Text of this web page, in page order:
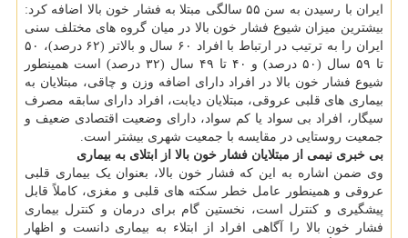
ایران با رسیدن به سن ۵۵ سالگی مبتلا به فشار خون بالا اضافه کرد:
بیشترین میزان شیوع فشار خون بالا در میان گروه های مختلف سنی
ایران را به ترتیب در ارتباط با افراد ۶۰ سال و بالاتر (۶۲ درصد)، ۵۰
تا ۵۹ سال (۵۰ درصد) و ۴۰ تا ۴۹ سال (۳۲ درصد) است همینطور
شیوع فشار خون بالا در افراد دارای اضافه وزن و چاقی، مبتلایان به
بیماری های قلبی عروقی، مبتلایان دیابت، افراد دارای سابقه مصرف
سیگار، افراد بی سواد یا کم سواد، دارای وضعیت اقتصادی ضعیف و
جمعیت روستایی در مقایسه با جمعیت شهری بیشتر است.
بی خبری نیمی از مبتلایان فشار خون بالا از ابتلای به بیماری
وی ضمن اشاره به این که فشار خون بالا، بعنوان یک بیماری قلبی
عروقی و همینطور عامل خطر سکته های قلبی و مغزی، کاملاً قابل
پیشگیری و کنترل است، نخستین گام برای درمان و کنترل بیماری
فشار خون بالا را آگاهی افراد از ابتلاء به بیماری دانست و اظهار